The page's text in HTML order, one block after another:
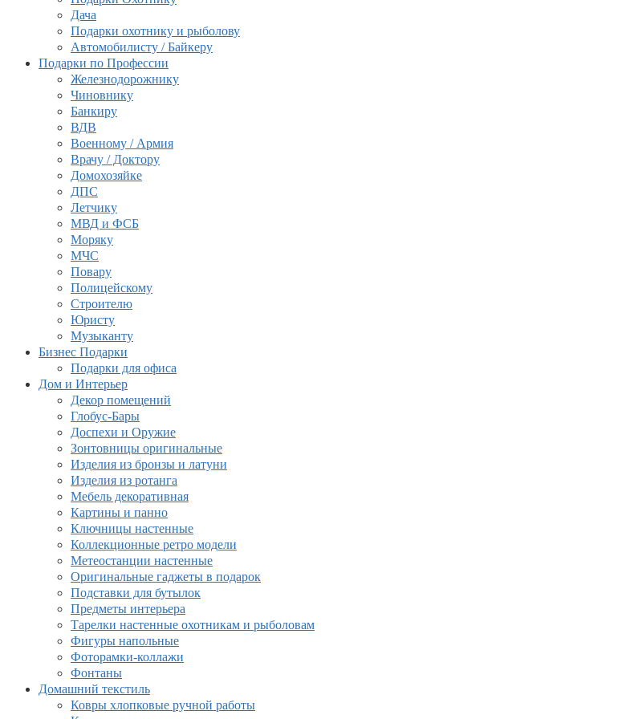
Дача
Подарки охотнику и рыболову
Автомобилисту / Байкеру
Подарки по Профессии
Железнодорожнику
Чиновнику
Банкиру
ВДВ
Военному / Армия
Врачу / Доктору
Домохозяйке
ДПС
Летчику
МВД и ФСБ
Моряку
МЧС
Повару
Полицейскому
Строителю
Юристу
Музыканту
Бизнес Подарки
Подарки для офиса
Дом и Интерьер
Декор помещений
Глобус-Бары
Доспехи и Оружие
Зонтовницы оригинальные
Изделия из бронзы и латуни
Изделия из ротанга
Мебель декоративная
Картины и панно
Ключницы настенные
Коллекционные ретро модели
Метеостанции настенные
Оригинальные гаджеты в подарок
Подставки для бутылок
Предметы интерьера
Тарелки настенные охотникам и рыболовам
Фигуры напольные
Фоторамки-коллажи
Фонтаны
Домашний текстиль
Ковры хлопковые ручной работы